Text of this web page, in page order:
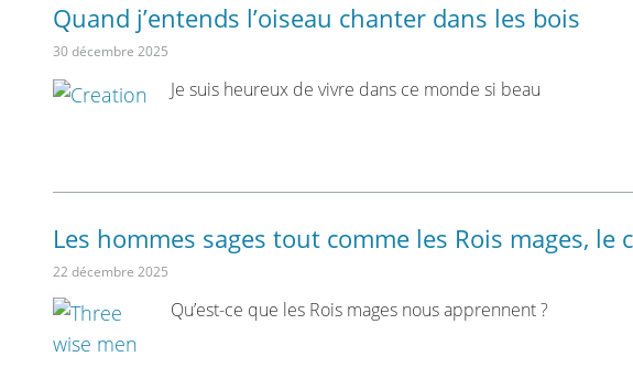
Quand j’entends l’oiseau chanter dans les bois
30 décembre 2025
Je suis heureux de vivre dans ce monde si beau
Les hommes sages tout comme les Rois mages, le
22 décembre 2025
Qu’est-ce que les Rois mages nous apprennent ?